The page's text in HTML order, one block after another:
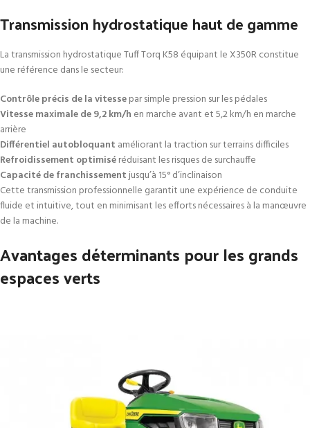
Transmission hydrostatique haut de gamme
La transmission hydrostatique Tuff Torq K58 équipant le X350R constitue
une référence dans le secteur:
Contrôle précis de la vitessepar simple pression sur les pédales
Vitesse maximale de 9,2 km/h en marche avant et 5,2 km/h en marche
arrière
Différentiel autobloquant améliorant la traction sur terrains difficiles
Refroidissement optimiséréduisant les risques de surchauffe
Capacité de franchissementjusqu’à 15° d’inclinaison
Cette transmission professionnelle garantit une expérience de conduite
fluide et intuitive, tout en minimisant les efforts nécessaires à la manœuvre
de la machine.
Avantages déterminants pour les grands
espaces verts